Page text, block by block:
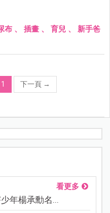
布 、 插畫 、 育兒 、 新手爸
1 下一頁 →
看更多
年楊承勳名...